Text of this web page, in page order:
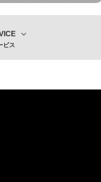
ビス